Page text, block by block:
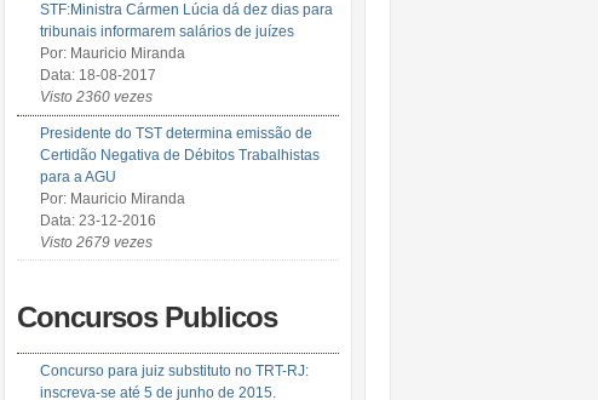
STF:Ministra Cármen Lúcia dá dez dias para
tribunais informarem salários de juízes
Por: Mauricio Miranda
Data: 18-08-2017
Visto 2360 vezes
Presidente do TST determina emissão de
Certidão Negativa de Débitos Trabalhistas
para a AGU
Por: Mauricio Miranda
Data: 23-12-2016
Visto 2679 vezes
Concursos Publicos
Concurso para juiz substituto no TRT-RJ:
inscreva-se até 5 de junho de 2015.